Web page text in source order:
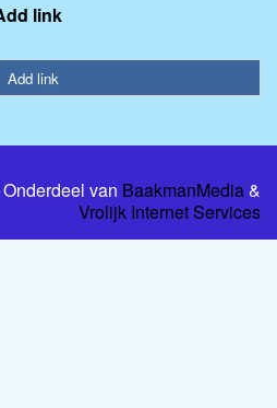
link
Add link
van BaakmanMedia&
Vrolijk Internet Services